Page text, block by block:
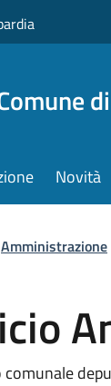
Novità
Amministrazione